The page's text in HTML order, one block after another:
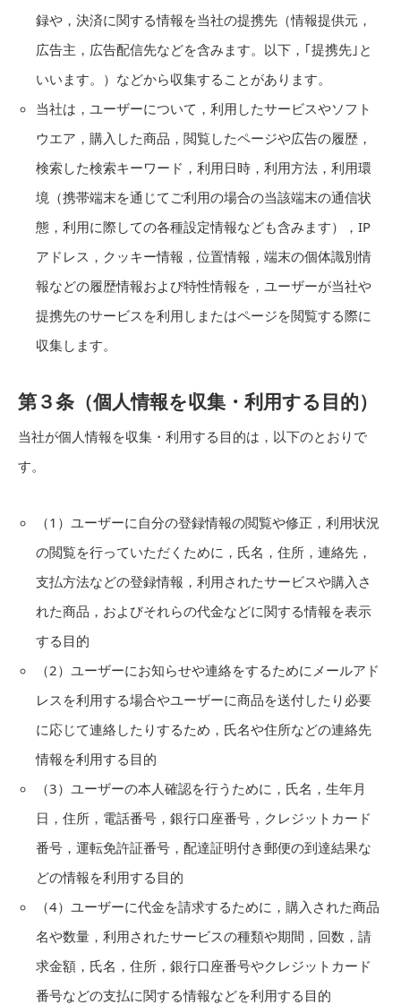
録や，決済に関する情報を当社の提携先（情報提供元，
広告主，広告配信先などを含みます。以下，｢提携先｣と
いいます。）などから収集することがあります。
当社は，ユーザーについて，利用したサービスやソフト
ウエア，購入した商品，閲覧したページや広告の履歴，
検索した検索キーワード，利用日時，利用方法，利用環
境（携帯端末を通じてご利用の場合の当該端末の通信状
態，利用に際しての各種設定情報なども含みます），IP
アドレス，クッキー情報，位置情報，端末の個体識別情
報などの履歴情報および特性情報を，ユーザーが当社や
提携先のサービスを利用しまたはページを閲覧する際に
収集します。
第３条（個人情報を収集・利用する目的）
当社が個人情報を収集・利用する目的は，以下のとおりで
す。
（1）ユーザーに自分の登録情報の閲覧や修正，利用状況
の閲覧を行っていただくために，氏名，住所，連絡先，
支払方法などの登録情報，利用されたサービスや購入さ
れた商品，およびそれらの代金などに関する情報を表示
する目的
（2）ユーザーにお知らせや連絡をするためにメールアド
レスを利用する場合やユーザーに商品を送付したり必要
に応じて連絡したりするため，氏名や住所などの連絡先
情報を利用する目的
（3）ユーザーの本人確認を行うために，氏名，生年月
日，住所，電話番号，銀行口座番号，クレジットカード
番号，運転免許証番号，配達証明付き郵便の到達結果な
どの情報を利用する目的
（4）ユーザーに代金を請求するために，購入された商品
名や数量，利用されたサービスの種類や期間，回数，請
求金額，氏名，住所，銀行口座番号やクレジットカード
番号などの支払に関する情報などを利用する目的